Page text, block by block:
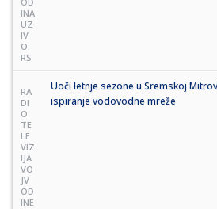
INA
UZ
IV
O.
RS
RA
DI
O
TE
LE
VIZ
IJA
VO
JV
OD
INE
Uoči letnje sezone u Sremskoj
ispiranje vodovodne mreže